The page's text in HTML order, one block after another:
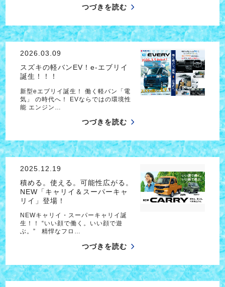
つづきを読む
2026.03.09
スズキの軽バンEV！e-エブリイ
誕生！！！
新型eエブリイ誕生！ 働く軽バン「電
気」 の時代へ！ EVならではの環境性
能 エンジン…
つづきを読む
2025.12.19
積める。使える。可能性広がる。
NEW「キャリイ＆スーパーキャ
リイ」登場！
NEWキャリイ・スーパーキャリイ誕
生！！ “いい顔で働く。いい顔で遊
ぶ。” 精悍なフロ…
つづきを読む